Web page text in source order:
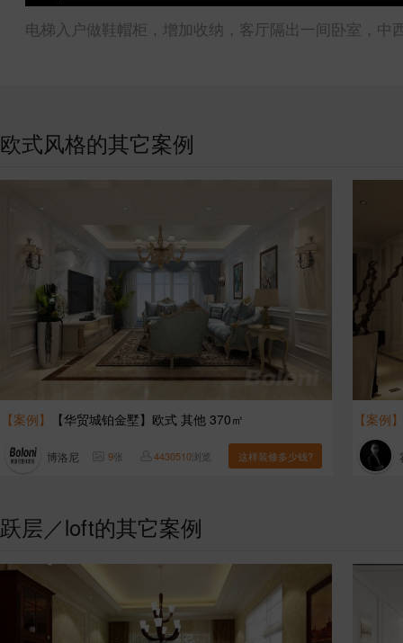
电梯入户做鞋帽柜，增加收纳，客厅隔出一间卧室，中
欧式风格的其它案例
【案例】 【华贸城铂金墅】欧式 其他 370㎡
博洛尼 9张 4430510浏览 这样装修多少钱?
【案例】
跃层／loft的其它案例